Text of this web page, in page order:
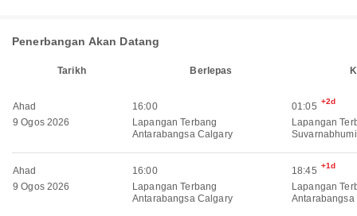
Penerbangan Akan Datang
Tarikh Berlepas
Ahad
9 Ogos 2026
16:00
Lapangan Terbang
Antarabangsa Calgary
01:05 +2d
Lapangan
Suvarnabhumi
Ahad
9 Ogos 2026
16:00
Lapangan Terbang
Antarabangsa Calgary
18:45 +1d
Lapangan
Antarabangsa